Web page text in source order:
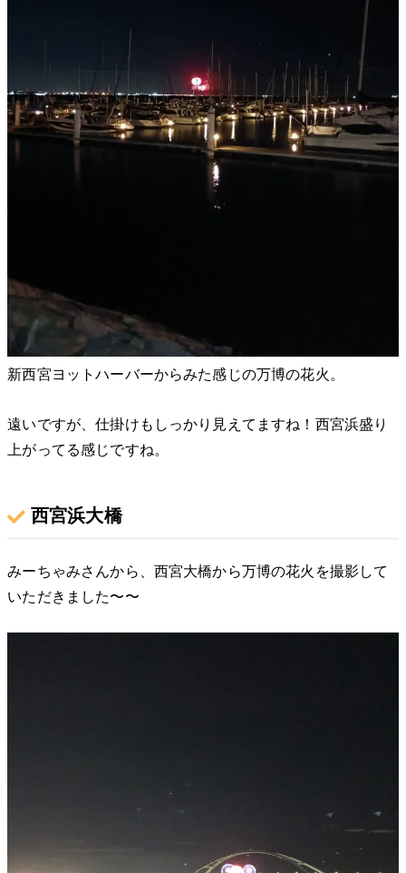
新西宮ヨットハーバーからみた感じの万博の花火。
遠いですが、仕掛けもしっかり見えてますね！西宮浜盛り
上がってる感じですね。
西宮浜大橋
みーちゃみさんから、西宮大橋から万博の花火を撮影して
いただきました〜〜